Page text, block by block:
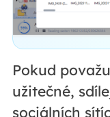
Pokud
užitečné,
sociálních